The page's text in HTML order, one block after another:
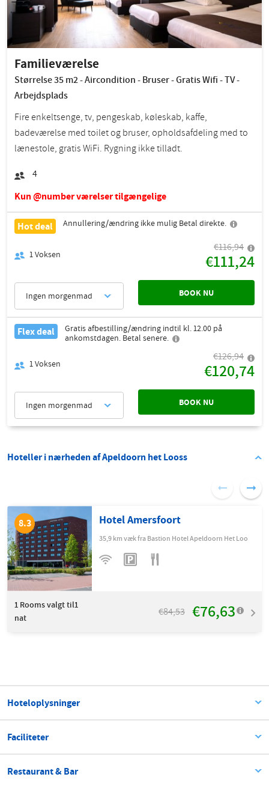
Familieværelse
Størrelse 35 m2 - Aircondition - Bruser - Gratis Wifi - TV -
Arbejdsplads
Fire enkeltsenge, tv, pengeskab, køleskab, kaffe,
badeværelse med toilet og bruser, opholdsafdeling med to
lænestole, gratis WiFi. Rygning ikke tilladt.
4
Kun @number værelser tilgængelige
Hot deal Annullering/ændring ikke mulig Betal direkte.
1Voksen
€116,94
€111,24
Ingen morgenmad BOOK NU
Flex deal
Gratis afbestilling/ændring indtil kl. 12.00 på
ankomstdagen. Betal senere.
1Voksen
€126,94
€120,74
Ingen morgenmad BOOK NU
Hoteller i nærheden af Apeldoorn het Looss
8.3 Hotel Amersfoort
35,9 km væk fra Bastion Hotel Apeldoorn Het Loo
1 Rooms valgt til1
nat
€84,53 €76,63
Hoteloplysninger
Faciliteter
Restaurant & Bar